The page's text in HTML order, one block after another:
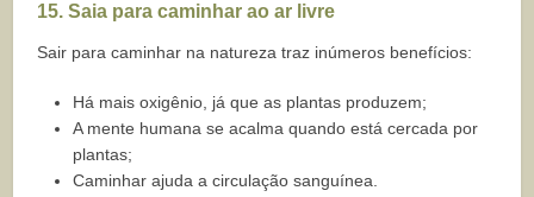
15. Saia para caminhar ao ar livre
Sair para caminhar na natureza traz inúmeros benefícios:
Há mais oxigênio, já que as plantas produzem;
A mente humana se acalma quando está cercada por
plantas;
Caminhar ajuda a circulação sanguínea.